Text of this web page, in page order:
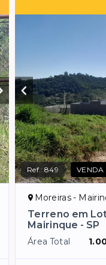
Ref.:849 VENDA
Moreiras -
Terreno em
Mairinque - SP
Área Total